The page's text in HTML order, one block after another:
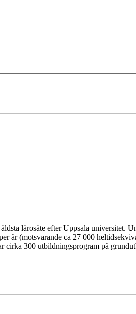
lärosäte efter Uppsala universitet.
år (motsvarande ca 27 000
300 utbildningsprogram på